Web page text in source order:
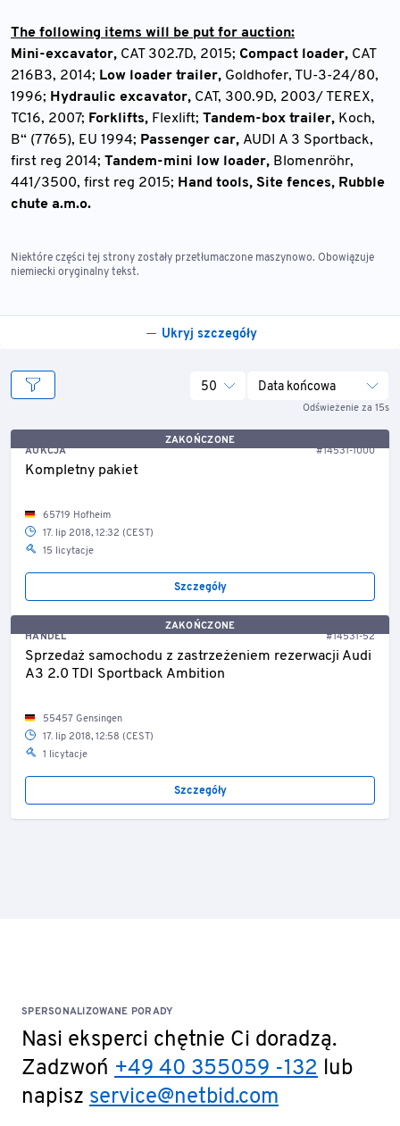
The following items will be put for auction:
Mini-excavator, CAT 302.7D, 2015; Compact loader, CAT
216B3, 2014; Low loader trailer, Goldhofer, TU-3-24/80,
1996; Hydraulic excavator, CAT, 300.9D, 2003/ TEREX,
TC16, 2007; Forklifts, Flexlift; Tandem-box trailer, Koch,
B“ (7765), EU 1994; Passenger car, AUDI A 3 Sportback,
first reg 2014; Tandem-mini low loader, Blomenröhr,
441/3500, first reg 2015; Hand tools, Site fences, Rubble
chute a.m.o.
Niektóre części tej strony zostały przetłumaczone maszynowo. Obowiązuje
niemiecki oryginalny tekst.
Ukryj szczegóły
Odświeżenie za 15s
50 Data końcowa
ZAKOŃCZONE
AUKCJA
#14531-1000
Kompletny pakiet
65719 Hofheim
17. lip 2018, 12:32 (CEST)
15 licytacje
Szczegóły
ZAKOŃCZONE
HANDEL
#14531-52
Sprzedaż samochodu z zastrzeżeniem rezerwacji Audi
A3 2.0 TDI Sportback Ambition
55457 Gensingen
17. lip 2018, 12:58 (CEST)
1 licytacje
Szczegóły
SPERSONALIZOWANE PORADY
Nasi eksperci chętnie Ci doradzą.
Zadzwoń +49 40 355059 -132 lub
napisz service@netbid.com